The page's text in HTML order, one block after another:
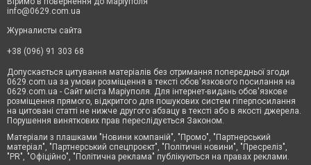
info@0629.com.ua
Журналисты сайта
+38 (096) 91 303 68
Допускається цитування матеріалів без отримання попередньої згоди
0629.com.ua за умови розміщення в тексті обов'язкового посилання на
0629.com.ua - Сайт міста Маріуполя. Для інтернет-видань обов'язкове
розміщення прямого, відкритого для пошукових систем гіперпосилання
на цитовані статті не нижче другого абзацу в тексті або в якості джерела.
Порушення виняткових прав переслідується Законом.
Матеріали з плашками "Новини компаній", "Промо", "Партнерський
матеріал", "Партнерський спецпроєкт", "Політичні новини", "Пресреліз",
"PR", "Офіційно", "Політична реклама" публікуються на правах реклами.